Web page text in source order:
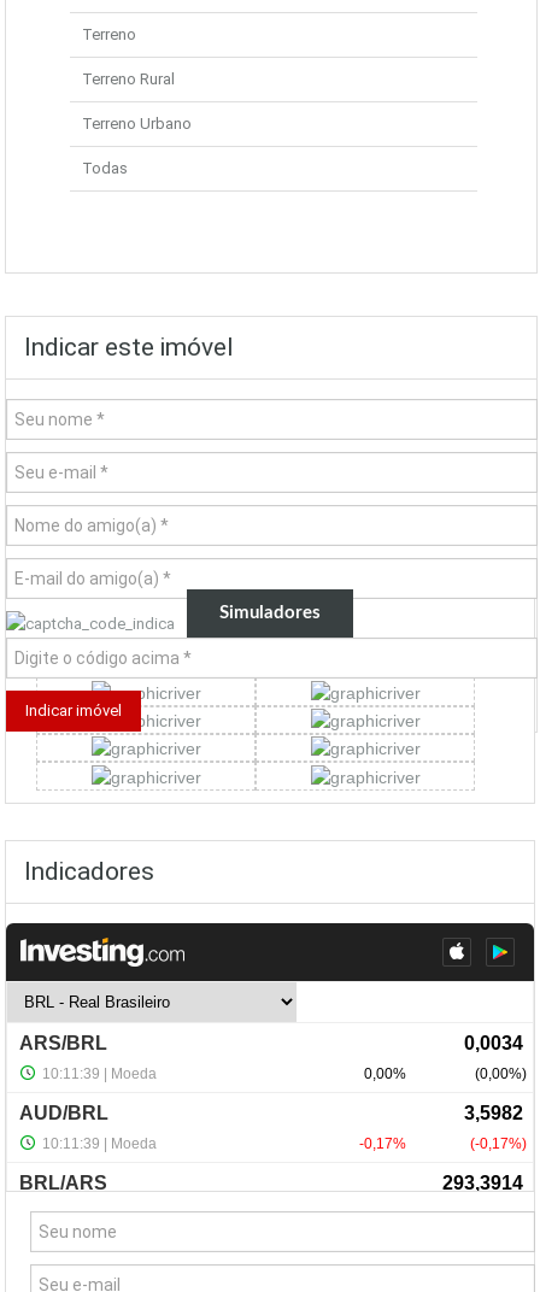
Terreno
Terreno Rural
Terreno Urbano
Todas
Indicar este imóvel
Simuladores
Indicadores
NewsLetter